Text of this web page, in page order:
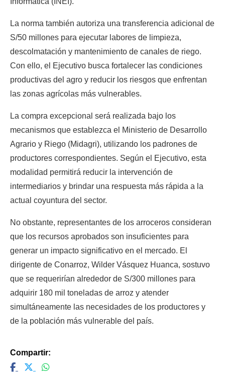
La norma también autoriza una transferencia adicional de
S/50 millones para ejecutar labores de limpieza,
descolmatación y mantenimiento de canales de riego.
Con ello, el Ejecutivo busca fortalecer las condiciones
productivas del agro y reducir los riesgos que enfrentan
las zonas agrícolas más vulnerables.
La compra excepcional será realizada bajo los
mecanismos que establezca el Ministerio de Desarrollo
Agrario y Riego (Midagri), utilizando los padrones de
productores correspondientes. Según el Ejecutivo, esta
modalidad permitirá reducir la intervención de
intermediarios y brindar una respuesta más rápida a la
actual coyuntura del sector.
No obstante, representantes de los arroceros consideran
que los recursos aprobados son insuficientes para
generar un impacto significativo en el mercado. El
dirigente de Conarroz, Wilder Vásquez Huanca, sostuvo
que se requerirían alrededor de S/300 millones para
adquirir 180 mil toneladas de arroz y atender
simultáneamente las necesidades de los productores y
de la población más vulnerable del país.
Compartir: